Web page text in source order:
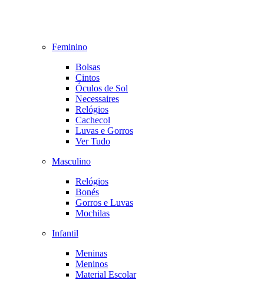
Feminino
Bolsas
Cintos
Óculos de Sol
Necessaires
Relógios
Cachecol
Luvas e Gorros
Ver Tudo
Masculino
Relógios
Bonés
Gorros e Luvas
Mochilas
Infantil
Meninas
Meninos
Material Escolar